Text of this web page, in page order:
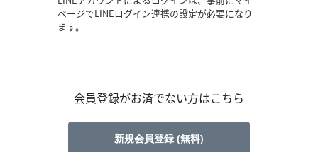
ページでLINEログイン連携の設定が必要になり
ます。
会員登録がお済でない方はこちら
新規会員登録 (無料)